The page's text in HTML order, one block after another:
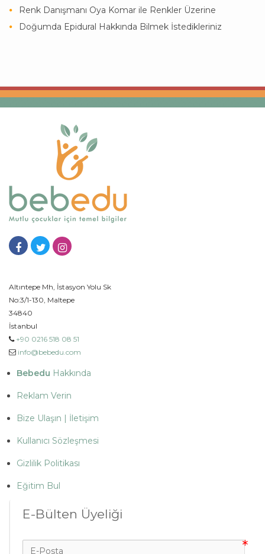
Renk Danışmanı Oya Komar ile Renkler Üzerine
Doğumda Epidural Hakkında Bilmek İstedikleriniz
Altıntepe Mh, İstasyon Yolu Sk
No:3/1-130, Maltepe
34840
İstanbul
+90 0216 518 08 51
info@bebedu.com
Bebedu Hakkında
Reklam Verin
Bize Ulaşın | İletişim
Kullanıcı Sözleşmesi
Gizlilik Politikası
Eğitim Bul
E-Bülten Üyeliği